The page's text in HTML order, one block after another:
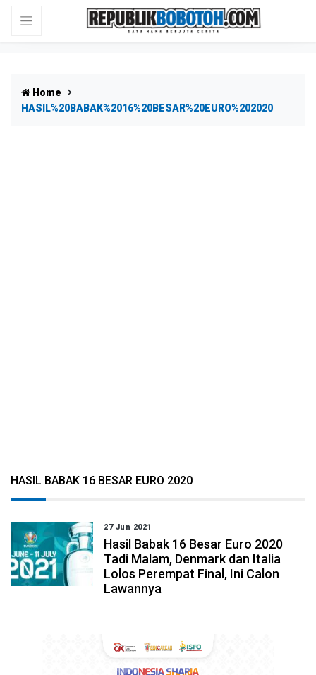
Home
HASIL%20BABAK%2016%20BESAR%20EURO%202020
HASIL BABAK 16 BESAR EURO 2020
27 Jun 2021
Hasil Babak 16 Besar Euro 2020
Tadi Malam, Denmark dan Italia
Lolos Perempat Final, Ini Calon
Lawannya